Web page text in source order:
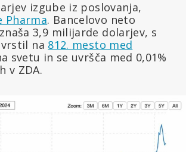
izgube iz poslovanja,
Pharma. Bancelovo neto
3,9 milijarde dolarjev, s
na 812. mesto med
svetu in se uvršča med 0,01%
v ZDA.